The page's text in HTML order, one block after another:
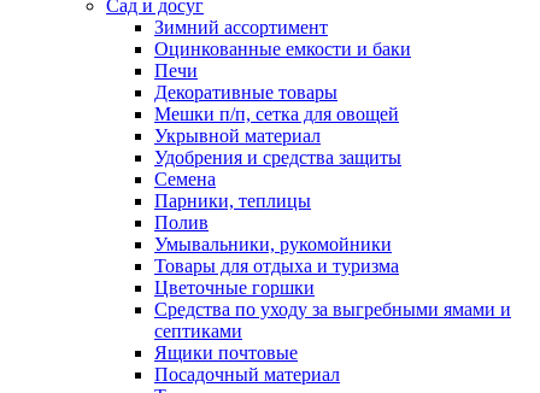
Сад и досуг
Зимний ассортимент
Оцинкованные емкости и баки
Печи
Декоративные товары
Мешки п/п, сетка для овощей
Укрывной материал
Удобрения и средства защиты
Семена
Парники, теплицы
Полив
Умывальники, рукомойники
Товары для отдыха и туризма
Цветочные горшки
Средства по уходу за выгребными ямами и
септиками
Ящики почтовые
Посадочный материал